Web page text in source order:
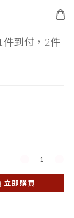
件到付，2件
立即購買